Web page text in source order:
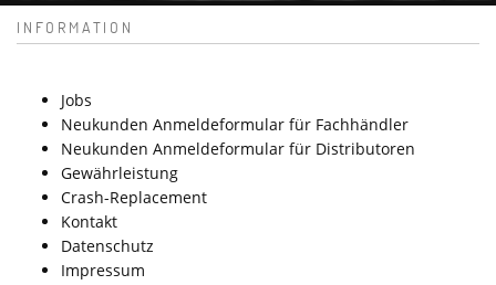
INFORMATION
Jobs
Neukunden Anmeldeformular für Fachhändler
Neukunden Anmeldeformular für Distributoren
Gewährleistung
Crash-Replacement
Kontakt
Datenschutz
Impressum